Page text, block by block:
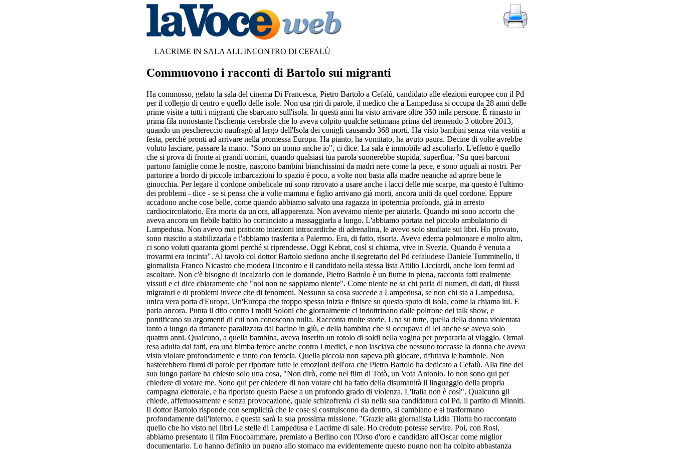
LACRIME IN SALA ALL'INCONTRO DI CEFALÙ
Commuovono i racconti di Bartolo sui migranti
Ha commosso, gelato la sala del cinema Di Francesca, Pietro Bartolo a Cefalù, candidato alle elezioni europee con il Pd
per il collegio di centro e quello delle isole. Non usa giri di parole, il medico che a Lampedusa si occupa da 28 anni delle
prime visite a tutti i migranti che sbarcano sull'isola. In questi anni ha visto arrivare oltre 350 mila persone. È rimasto in
prima fila nonostante l'ischemia cerebrale che lo aveva colpito qualche settimana prima del tremendo 3 ottobre 2013,
quando un peschereccio naufragò al largo dell'Isola dei conigli causando 368 morti. Ha visto bambini senza vita vestiti a
festa, perché pronti ad arrivare nella promessa Europa. Ha pianto, ha vomitato, ha avuto paura. Decine di volte avrebbe
voluto lasciare, passare la mano. "Sono un uomo anche io", ci dice. La sala è immobile ad ascoltarlo. L'effetto è quello
che si prova di fronte ai grandi uomini, quando qualsiasi tua parola suonerebbe stupida, superflua. "Su quei barconi
partono famiglie come le nostre, nascono bambini bianchissimi da madri nere come la pece, e sono uguali ai nostri. Per
partorire a bordo di piccole imbarcazioni lo spazio è poco, a volte non basta alla madre neanche ad aprire bene le
ginocchia. Per legare il cordone ombelicale mi sono ritrovato a usare anche i lacci delle mie scarpe, ma questo è l'ultimo
dei problemi - dice - se si pensa che a volte mamma e figlio arrivano già morti, ancora uniti da quel cordone. Eppure
accadono anche cose belle, come quando abbiamo salvato una ragazza in ipotermia profonda, già in arresto
cardiocircolatorio. Era morta da un'ora, all'apparenza. Non avevamo niente per aiutarla. Quando mi sono accorto che
aveva ancora un flebile battito ho cominciato a massaggiarla a lungo. L'abbiamo portata nel piccolo ambulatorio di
Lampedusa. Non avevo mai praticato iniezioni intracardiche di adrenalina, le avevo solo studiate sui libri. Ho provato,
sono riuscito a stabilizzarla e l'abbiamo trasferita a Palermo. Era, di fatto, risorta. Aveva edema polmonare e molto altro,
ci sono voluti quaranta giorni perché si riprendesse. Oggi Kebrat, così si chiama, vive in Svezia. Quando è venuta a
trovarmi era incinta". Al tavolo col dottor Bartolo siedono anche il segretario del Pd cefaludese Daniele Tumminello, il
giornalista Franco Nicastro che modera l'incontro e il candidato nella stessa lista Attilio Licciardi, anche loro fermi ad
ascoltare. Non c'è bisogno di incalzarlo con le domande, Pietro Bartolo è un fiume in piena, racconta fatti realmente
vissuti e ci dice chiaramente che "noi non ne sappiamo niente". Come niente ne sa chi parla di numeri, di dati, di flussi
migratori e di problemi invece che di fenomeni. Nessuno sa cosa succede a Lampedusa, se non chi sta a Lampedusa,
unica vera porta d'Europa. Un'Europa che troppo spesso inizia e finisce su questo sputo di isola, come la chiama lui. E
parla ancora. Punta il dito contro i molti Soloni che giornalmente ci indottrinano dalle poltrone dei talk show, e
pontificano su argomenti di cui non conoscono nulla. Racconta molte storie. Una su tutte, quella della donna violentata
tanto a lungo da rimanere paralizzata dal bacino in giù, e della bambina che si occupava di lei anche se aveva solo
quattro anni. Qualcuno, a quella bambina, aveva inserito un rotolo di soldi nella vagina per prepararla al viaggio. Ormai
resa adulta dai fatti, era una bimba feroce anche contro i medici, e non lasciava che nessuno toccasse la donna che aveva
visto violare profondamente e tanto con ferocia. Quella piccola non sapeva più giocare, rifiutava le bambole. Non
basterebbero fiumi di parole per riportare tutte le emozioni dell'ora che Pietro Bartolo ha dedicato a Cefalù. Alla fine del
suo lungo parlare ha chiesto solo una cosa, "Non dirò, come nel film di Totò, un Vota Antonio. Io non sono qui per
chiedere di votare me. Sono qui per chiedere di non votare chi ha fatto della disumanità il linguaggio della propria
campagna elettorale, e ha riportato questo Paese a un profondo grado di violenza. L'Italia non è così". Qualcuno gli
chiede, affettuosamente e senza provocazione, quale schizofrenia ci sia nella sua candidatura col Pd, il partito di Minniti.
Il dottor Bartolo risponde con semplicità che le cose si costruiscono da dentro, si cambiano e si trasformano
profondamente dall'interno, e questa sarà la sua prossima missione. "Grazie alla giornalista Lidia Tilotta ho raccontato
quello che ho visto nei libri Le stelle di Lampedusa e Lacrime di sale. Ho creduto potesse servire. Poi, con Rosi,
abbiamo presentato il film Fuocoammare, premiato a Berlino con l'Orso d'oro e candidato all'Oscar come miglior
documentario. Lo hanno definito un pugno allo stomaco ma evidentemente questo pugno non ha colpito abbastanza